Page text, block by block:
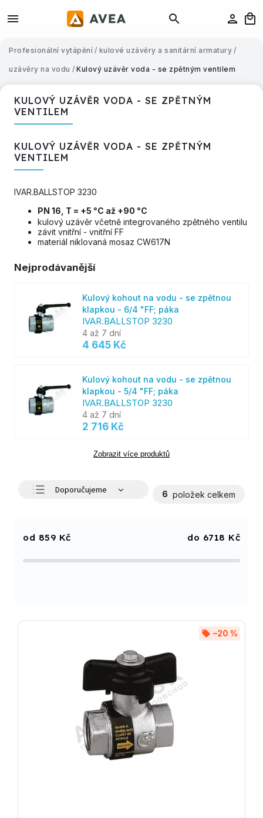
Profesionální vytápění / kulové uzávěry a sanitární armatury /
uzávěry na vodu / Kulový uzávěr voda - se zpětným ventilem
KULOVÝ UZÁVĚR VODA - SE ZPĚTNÝM
VENTILEM
KULOVÝ UZÁVĚR VODA - SE ZPĚTNÝM
VENTILEM
IVAR.BALLSTOP 3230
PN 16, T = +5 °C až +90 °C
kulový uzávěr včetně integrovaného zpětného ventilu
závit vnitřní - vnitřní FF
materiál niklovaná mosaz CW617N
Nejprodávanější
Kulový kohout na vodu - se zpětnou
klapkou - 6/4 "FF; páka
IVAR.BALLSTOP 3230
4 až 7 dní
4 645 Kč
Kulový kohout na vodu - se zpětnou
klapkou - 5/4 "FF; páka
IVAR.BALLSTOP 3230
4 až 7 dní
2 716 Kč
Zobrazit více produktů
Doporučujeme
Abecedně
6 položek celkem
859 Kč 6718 Kč
–20 %